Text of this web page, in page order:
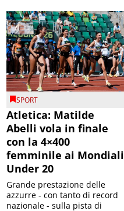
SPORT
Atletica: Matilde
Abelli vola in finale
con la 4×400
femminile ai Mondiali
Under 20
Grande prestazione delle
azzurre - con tanto di record
nazionale - sulla pista di